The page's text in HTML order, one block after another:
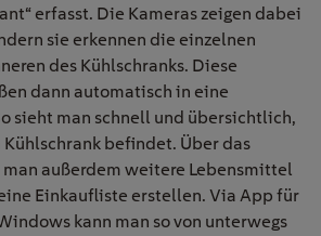
erfasst. Die Kameras zeigen dabei
sie erkennen die einzelnen
des Kühlschranks. Diese
dann automatisch in eine
sieht man schnell und übersichtlich,
befindet. Über das
außerdem weitere Lebensmittel
Einkaufliste erstellen. Via App für
kann man so von unterwegs